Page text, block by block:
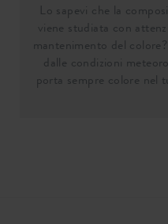
Lo sapevi che la
viene studiata con
mantenimento del
dalle condizioni
porta sempre colore nel